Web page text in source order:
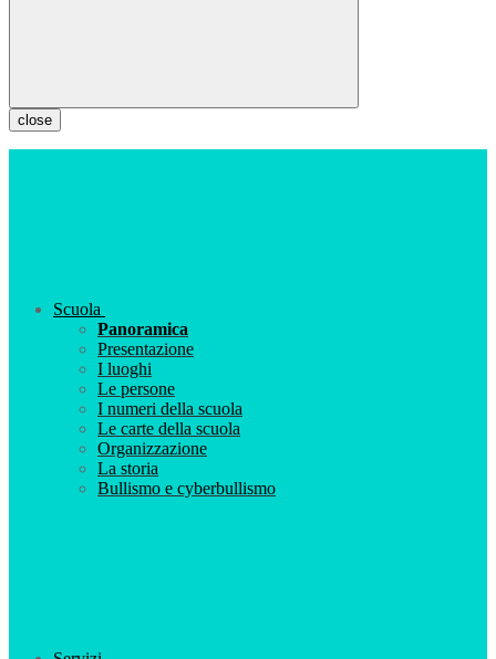
close
Scuola
Panoramica
Presentazione
I luoghi
Le persone
I numeri della scuola
Le carte della scuola
Organizzazione
La storia
Bullismo e cyberbullismo